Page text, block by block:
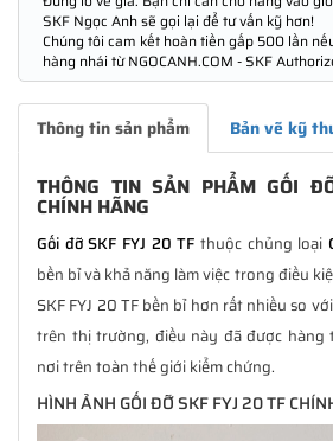
SKF Ngọc Anh sẽ gọi lại để tư vấn kỹ hơn!
Chúng tôi cam kết hoàn tiền gấp 500 lần
hàng nhái từ NGOCANH.COM - SKF
Thông tin sản phẩm Bản vẽ kỹ
THÔNG TIN SẢN PHẨM GỐI
CHÍNH HÃNG
Gối đỡ SKF FYJ 20 TF thuộc chủng loại
bền bỉ và khả năng làm việc trong điều
SKF FYJ 20 TF bền bỉ hơn rất nhiều so
trên thị trường, điều này đã được hàng
nơi trên toàn thế giới kiểm chứng.
HÌNH ẢNH GỐI ĐỠ SKF FYJ 20 TF